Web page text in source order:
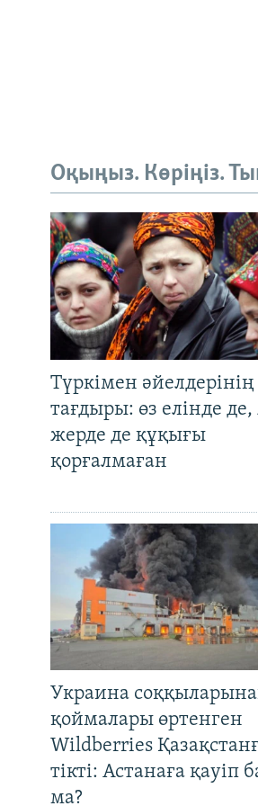
Оқыңыз. Көріңіз.
Түркімен әйелдерінің
тағдыры: өз елінде
жерде де құқығы
қорғалмаған
Украина
қоймалары өртенген
Wildberries
тікті: Астанаға қауіп
ма?